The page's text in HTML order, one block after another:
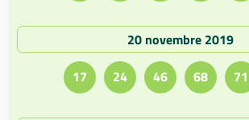
20 novembre 2019
17
24 46 68 71